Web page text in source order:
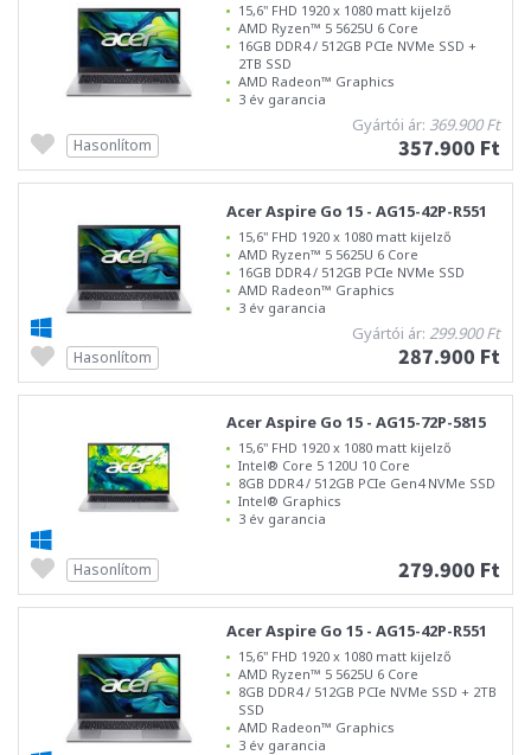
15,6" FHD 1920 x 1080 matt kijelző
AMD Ryzen™ 5 5625U 6 Core
16GB DDR4 / 512GB PCIe NVMe SSD +
2TB SSD
AMD Radeon™ Graphics
3 év garancia
Gyártói ár: 369.900 Ft
357.900 Ft
Hasonlítom
Acer Aspire Go 15 - AG15-42P-R551
15,6" FHD 1920 x 1080 matt kijelző
AMD Ryzen™ 5 5625U 6 Core
16GB DDR4 / 512GB PCIe NVMe SSD
AMD Radeon™ Graphics
3 év garancia
Gyártói ár: 299.900 Ft
287.900 Ft
Hasonlítom
Acer Aspire Go 15 - AG15-72P-5815
15,6" FHD 1920 x 1080 matt kijelző
Intel® Core 5 120U 10 Core
8GB DDR4 / 512GB PCIe Gen4 NVMe SSD
Intel® Graphics
3 év garancia
279.900 Ft
Hasonlítom
Acer Aspire Go 15 - AG15-42P-R551
15,6" FHD 1920 x 1080 matt kijelző
AMD Ryzen™ 5 5625U 6 Core
8GB DDR4 / 512GB PCIe NVMe SSD + 2TB
SSD
AMD Radeon™ Graphics
3 év garancia